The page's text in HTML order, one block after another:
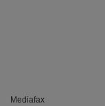
Mediafax